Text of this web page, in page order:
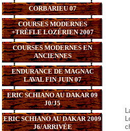
CORBARIEU 07
COURSES MODERNES
+TRÈFLE LOZÉRIEN 2007
COURSES MODERNES EN
ANCIENNES
ENDURANCE DE MAGNAC
LAVAL FIN JUIN 07
ERIC SCHIANO AU DAKAR 09
J0/J5
ERIC SCHIANO AU DAKAR 2009
J6/ARRIVÉE